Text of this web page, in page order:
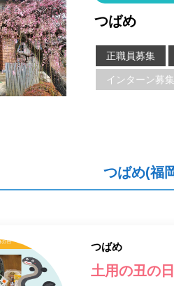
つばめ
正職員募集
インターン募集
つばめ(福
つばめ
土用の丑の日